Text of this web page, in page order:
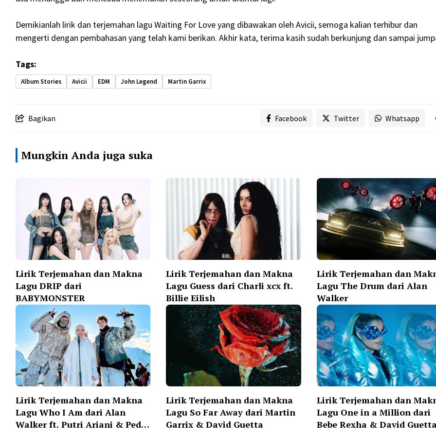
Demikianlah lirik dan terjemahan lagu Waiting For Love yang dibawakan oleh Avicii, semoga kalian terhibur dan
mengerti dengan pembahasan yang telah kami berikan. Akhir kata, terima kasih sudah berkunjung dan sampai
Tags:
Album Stories Avicii EDM John Legend Martin Garrix
Bagikan Facebook Twitter Whatsapp
Mungkin Anda juga suka
Lirik Terjemahan dan Makna
Lagu DRIP dari
BABYMONSTER
Lirik Terjemahan dan Makna
Lagu Guess dari Charli xcx ft.
Billie Eilish
Lirik Terjemahan dan
Lagu The Drum dari Alan
Walker
Lirik Terjemahan dan Makna
Lagu Who I Am dari Alan
Walker ft. Putri Ariani & Peder
Lirik Terjemahan dan Makna
Lagu So Far Away dari Martin
Garrix & David Guetta
Lirik Terjemahan dan
Lagu One in a Million dari
Bebe Rexha & David